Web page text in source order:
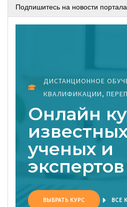
Подпишитесь на новости портала